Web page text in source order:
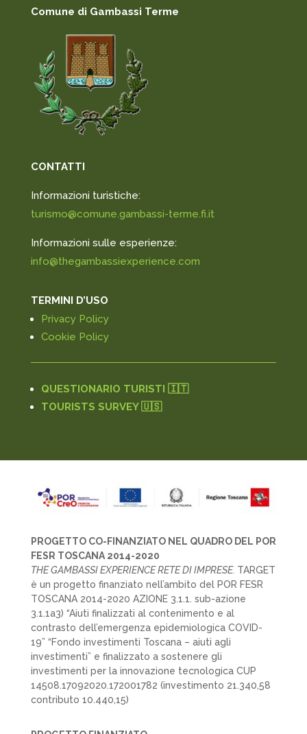
Comune di Gambassi Terme
CONTATTI
Informazioni turistiche:
turismo@comune.gambassi-terme.fi.it
Informazioni sulle esperienze:
info@thegambassiexperience.com
TERMINI D’USO
Privacy Policy
Cookie Policy
QUESTIONARIO TURISTI 🇮🇹
TOURISTS SURVEY 🇺🇸
PROGETTO CO-FINANZIATO NEL QUADRO DEL POR
FESR TOSCANA 2014-2020
THE GAMBASSI EXPERIENCE RETE DI IMPRESE. TARGET
è un progetto finanziato nell’ambito del POR FESR
TOSCANA 2014-2020 AZIONE 3.1.1. sub-azione
3.1.1a3) “Aiuti finalizzati al contenimento e al
contrasto dell’emergenza epidemiologica COVID-
19” “Fondo investimenti Toscana – aiuti agli
investimenti” e finalizzato a sostenere gli
investimenti per la innovazione tecnologica CUP
14508.17092020.172001782 (investimento 21.340,58
contributo 10.440,15)